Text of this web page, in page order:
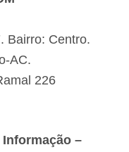
Bairro: Centro.
AC.
226
–